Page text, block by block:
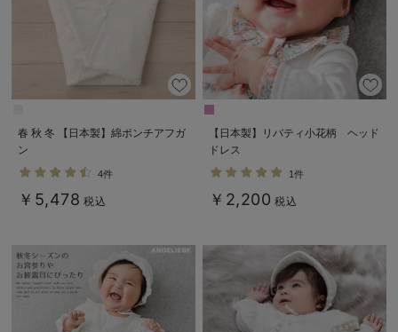
春 秋 冬 【日本製】綿ポンチアフガ
ン
4件
￥5,478 税込
【日本製】リバティ小花柄 ヘッド
ドレス
1件
￥2,200 税込